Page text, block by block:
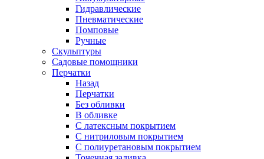
Гидравлические
Пневматические
Помповые
Ручные
Скульптуры
Садовые помощники
Перчатки
Назад
Перчатки
Без обливки
В обливке
С латексным покрытием
С нитриловым покрытием
С полиуретановым покрытием